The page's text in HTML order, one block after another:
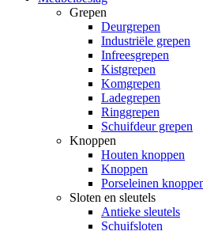
Grepen
Deurgrepen
Industriële grepen
Infreesgrepen
Kistgrepen
Komgrepen
Ladegrepen
Ringgrepen
Schuifdeur grepen
Knoppen
Houten knoppen
Knoppen
Porseleinen
Sloten en sleutels
Antieke sleutels
Schuifsloten